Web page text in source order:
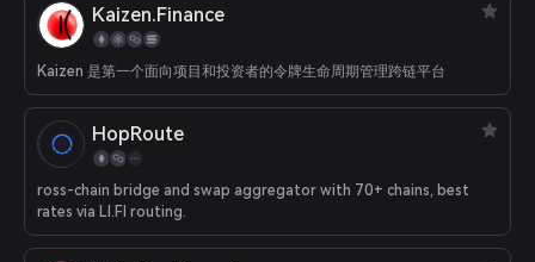
Kaizen.Finance
Kaizen 是第一个面向项目和投资者的令牌生命周期管理跨链平台
HopRoute
ross-chain bridge and swap aggregator with 70+ chains, best
rates via LI.FI routing.